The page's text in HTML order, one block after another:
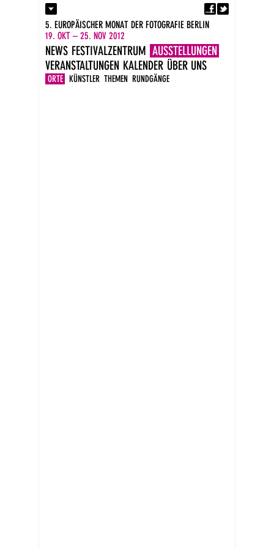
Kontakt
Presse
Impressum
DE
EN
5. EUROPÄISCHER MONAT DER FOTOGRAFIE BERLIN
19. OKT – 25. NOV 2012
NEWS FESTIVALZENTRUM AUSSTELLUNGEN
ORTE KÜNSTLER THEMEN RUNDGÄNGE
VERANSTALTUNGEN KALENDER ÜBER UNS